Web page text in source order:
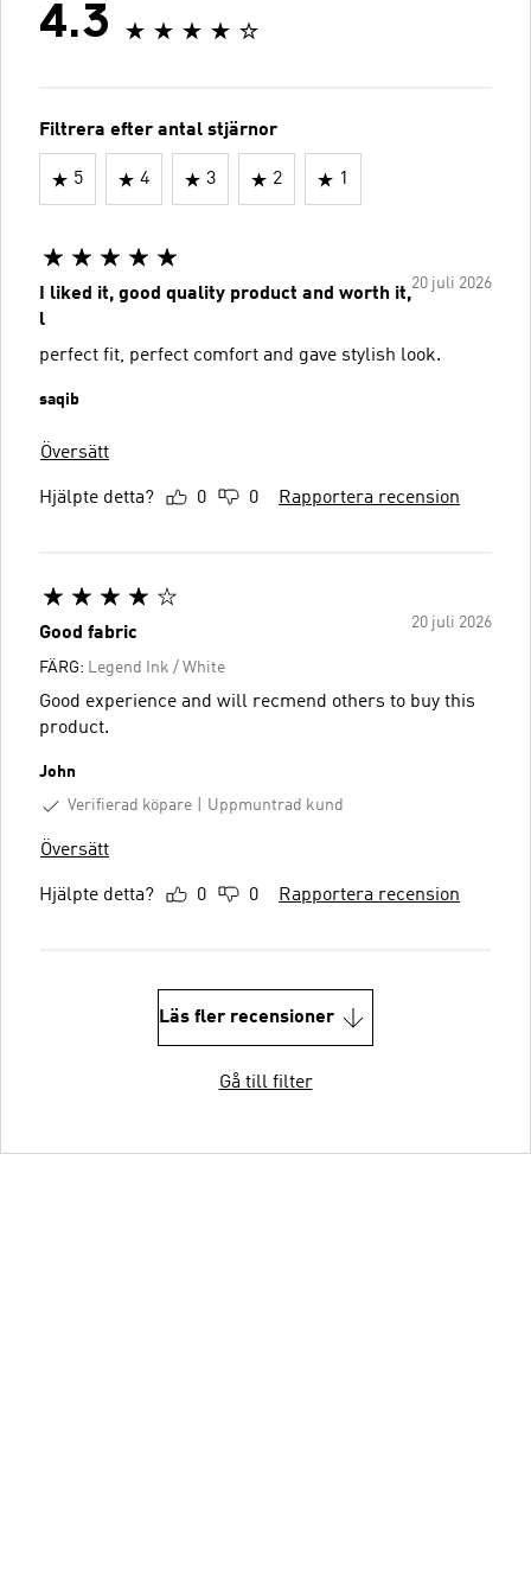
4.3
Filtrera efter antal stjärnor
5 4 3 2 1
20 juli 2026
I liked it, good quality product and worth it,
l
perfect fit, perfect comfort and gave stylish look.
saqib
Översätt
Hjälpte detta? 0 0 Rapportera recension
20 juli 2026
Good fabric
FÄRG: Legend Ink / White
Good experience and will recmend others to buy this
product.
John
Verifierad köpare
Uppmuntrad kund
Översätt
Hjälpte detta? 0 0 Rapportera recension
Läs fler recensioner
Gå till filter